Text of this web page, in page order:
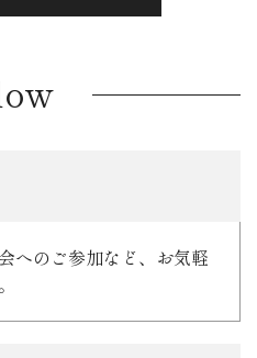
へのご参加など、お気軽